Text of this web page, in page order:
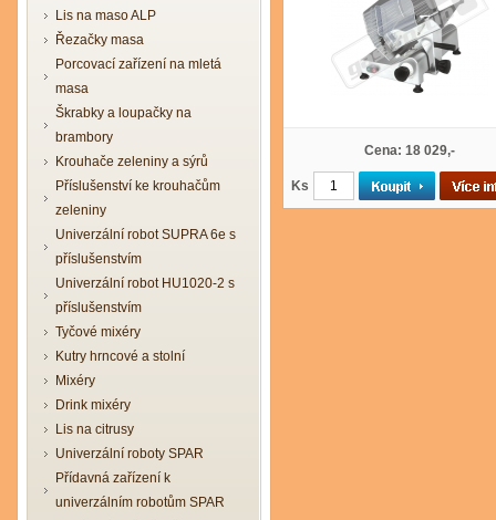
Lis na maso ALP
Řezačky masa
Porcovací zařízení na mletá
masa
Škrabky a loupačky na
brambory
Krouhače zeleniny a sýrů
Příslušenství ke krouhačům
zeleniny
Univerzální robot SUPRA 6e s
příslušenstvím
Univerzální robot HU1020-2 s
příslušenstvím
Tyčové mixéry
Kutry hrncové a stolní
Mixéry
Drink mixéry
Lis na citrusy
Univerzální roboty SPAR
Přídavná zařízení k
univerzálním robotům SPAR
Cena: 18 029,-
Ks